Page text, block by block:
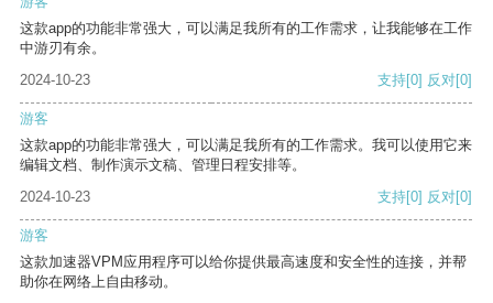
这款app的功能非常强大，可以满足我所有的工作需求，让我能够在工作
中游刃有余。
2024-10-23
支持[0] 反对[0]
游客
这款app的功能非常强大，可以满足我所有的工作需求。我可以使用它来
编辑文档、制作演示文稿、管理日程安排等。
2024-10-23
支持[0] 反对[0]
游客
这款加速器VPM应用程序可以给你提供最高速度和安全性的连接，并帮
助你在网络上自由移动。